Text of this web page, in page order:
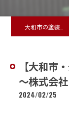
【大和市
～株式会
2024/02/25